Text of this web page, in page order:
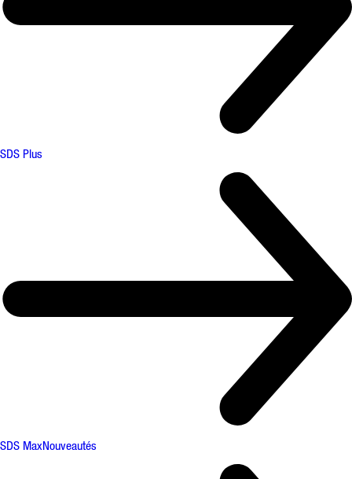
SDS Plus
SDS MaxNouveautés